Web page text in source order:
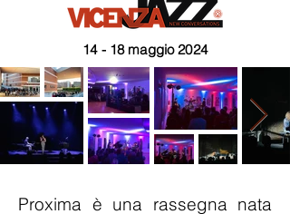
14 - 18 maggio 2024
Proxima è una rassegna nata